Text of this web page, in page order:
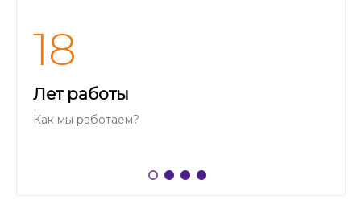
18
Лет работы
Как мы работаем?